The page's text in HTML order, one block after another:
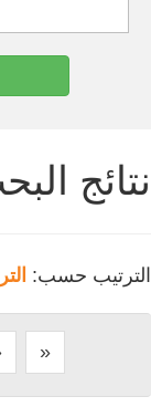
نتائج
الترتيب حسب:
»